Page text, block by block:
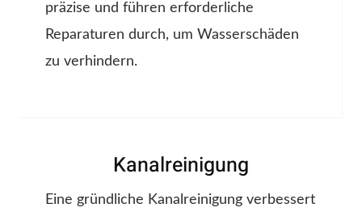
präzise und führen erforderliche
Reparaturen durch, um Wasserschäden
zu verhindern.
Kanalreinigung
Eine gründliche Kanalreinigung verbessert